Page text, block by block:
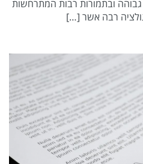
גבוהה ובתמורות רבות המתרחשות
רבה אשר […]